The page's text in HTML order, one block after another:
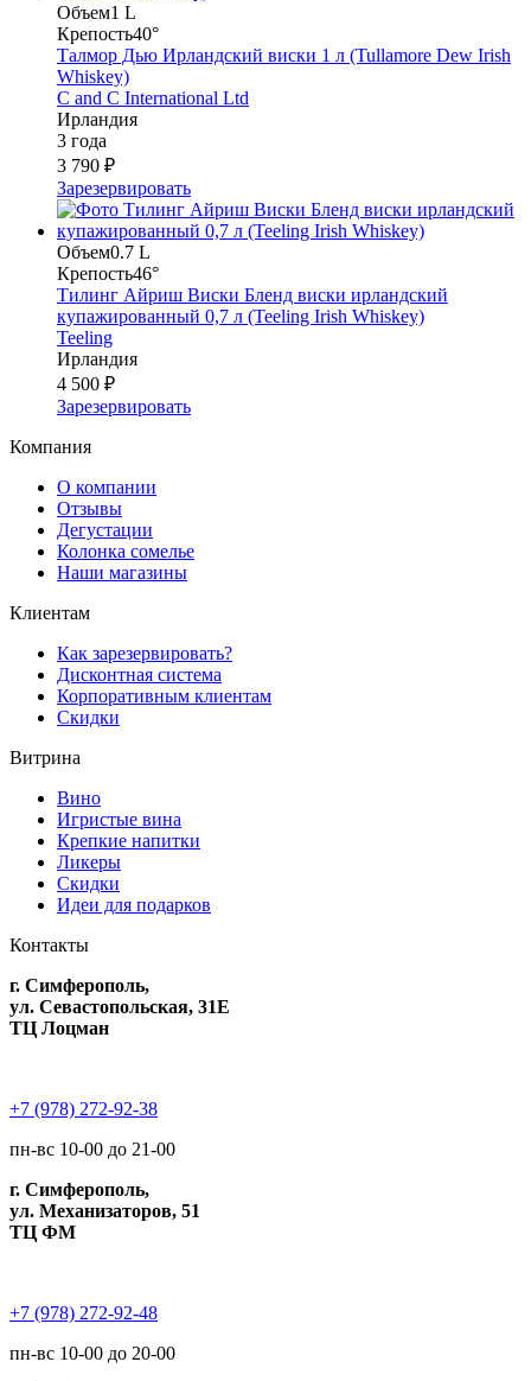
Объем1 L
Крепость40°
Талмор Дью Ирландский виски 1 л (Tullamore Dew Irish
Whiskey)
C and C International Ltd
Ирландия
3 года
3 790 ₽
Зарезервировать
Объем0.7 L
Крепость46°
Тилинг Айриш Виски Бленд виски ирландский
купажированный 0,7 л (Teeling Irish Whiskey)
Teeling
Ирландия
4 500 ₽
Зарезервировать
Компания
О компании
Отзывы
Дегустации
Колонка сомелье
Наши магазины
Клиентам
Как зарезервировать?
Дисконтная система
Корпоративным клиентам
Скидки
Витрина
Вино
Игристые вина
Крепкие напитки
Ликеры
Скидки
Идеи для подарков
Контакты
г. Симферополь,
ул. Севастопольская, 31Е
ТЦ Лоцман
+7 (978) 272-92-38
пн-вс 10-00 до 21-00
г. Симферополь,
ул. Механизаторов, 51
ТЦ ФМ
+7 (978) 272-92-48
пн-вс 10-00 до 20-00